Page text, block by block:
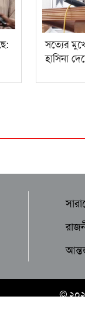
সত্যের
হাসিনা
©